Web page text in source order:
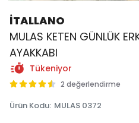
İTALLANO
MULAS KETEN GÜNLÜK
AYAKKABI
Tükeniyor
2 değerlendirme
Ürün Kodu: MULAS 0372